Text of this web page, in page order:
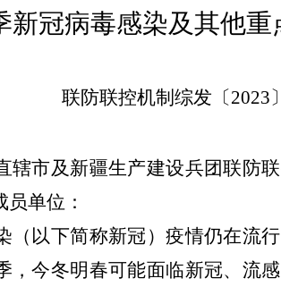
新冠病毒感染及其他
联防联控机制综发〔2023
辖市及新疆生产建设兵团联防
单位：
（以下简称新冠）疫情仍在流
，今冬明春可能面临新冠、流